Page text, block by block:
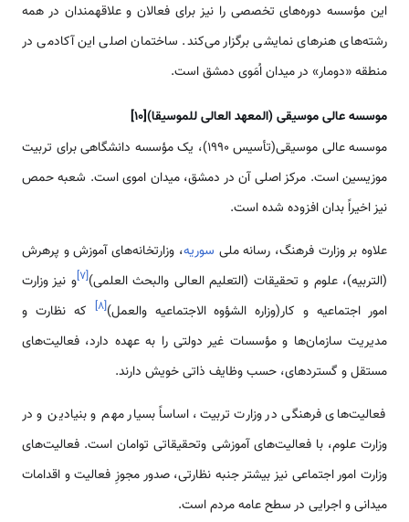
این مؤسسه دوره‌‌‌های تخصصی را نیز برای فعالان و علاقه­مندان در همه
رشته‌‌‌های هنر‌‌های نمایشی برگزار می‌کند. ساختمان اصلی این آکادمی در
منطقه «دومار» در میدان اُمَوی دمشق ‌‌‌‌است.
موسسه عالی موسیقی (المعهد العالی للموسیقا)[10]
موسسه عالی موسیقی(تأسیس 1990)، یک مؤسسه دانشگاهی برای تربیت
موزیسین ‌‌‌‌است. مرکز اصلی آن در دمشق، میدان اموی ‌‌‌‌است. شعبه حمص
نیز اخیراً بدان افزوده شده ‌‌‌‌است.
علاوه بر وزارت فرهنگ، رسانه ملی سوریه، وزارت­خانه­‌‌های آموزش و پرهرش
(التربیه)، علوم و تحقیقات (التعلیم العالی والبحث العلمی)[۷]و نیز وزارت
امور اجتماعیه و کار(وزاره الشؤوه الاجتماعیه والعمل)[۸]
که نظارت و
مدیریت سازمان­‌‌ها و مؤسسات غیر دولتی را به عهده دارد، فعالیت‌‌های
مستقل و گسترده­ای، حسب وظایف ذاتی خویش دارند.
فعالیت‌‌های فرهنگی در وزارت تربیت، اساساً بسیار مهم و بنیادین و در
وزارت علوم، با فعالیت‌‌های آموزشی وتحقیقاتی توامان ‌‌‌‌است. فعالیت‌‌های
وزارت امور اجتماعی نیز بیشتر جنبه­ نظارتی، صدور مجوزِ فعالیت و اقدامات
میدانی و اجرایی در سطح عامه مردم ‌‌‌‌است.